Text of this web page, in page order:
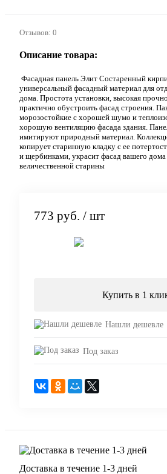
Отзывов: 0
Описание товара:
Фасадная панель Элит Состаренный
универсальный фасадный материал для
дома. Простота установки, высокая
практично обустроить фасад строения.
морозостойкие с хорошей шумо и
хорошую вентиляцию фасада здания.
имитируют природный материал.
копирует старинную кладку с ее
и щербинками, украсит фасад вашего дома
величественной старины
773 руб. / шт
Купить в 1
Нашли дешевле
Под заказ
Доставка в течение 1-3 дней